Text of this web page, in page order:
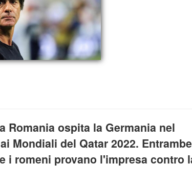
Romania ospita la Germania nel
Mondiali del Qatar 2022. Entrambe
i romeni provano l'impresa contro